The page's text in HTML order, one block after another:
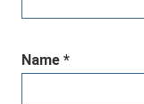
Name *